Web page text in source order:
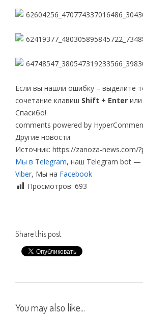
Если вы нашли ошибку – выделите
сочетание клавиш Shift + Enterили
Спасибо!
comments powered by
Другие новости
Источник: https://zanoza-news.com/
Мы в Telegram, наш Telegram bot —
Viber, Мы на Facebook
Просмотров: 693
Share this post
You may also like...